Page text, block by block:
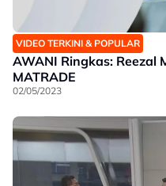
VIDEO TERKINI & POPULAR
AWANI Ringkas: Reezal
MATRADE
02/05/2023